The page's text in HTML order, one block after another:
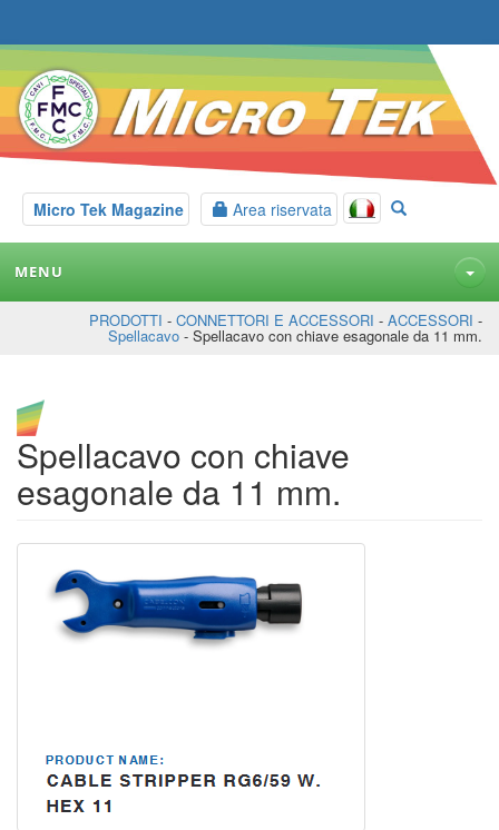
Micro Tek Magazine Area riservata
MENU
PRODOTTI - CONNETTORI E ACCESSORI - ACCESSORI -
Spellacavo - Spellacavo con chiave esagonale da 11 mm.
Spellacavo con chiave
esagonale da 11 mm.